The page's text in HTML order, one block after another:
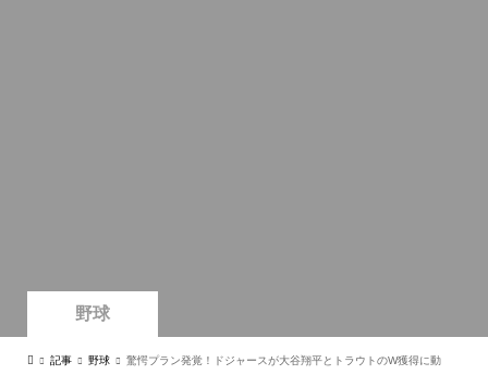
野球
記事 野球
驚愕プラン発覚！ドジャースが大谷翔平とトラウトのW獲得に動